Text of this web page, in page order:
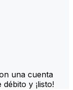
una cuenta
y ¡listo!